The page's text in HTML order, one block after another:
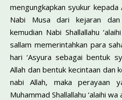
mengungkapkan syukur
Nabi Musa dari kejaran dan
kemudian Nabi Shallallahu
sallam memerintahkan para
hari ‘Asyura sebagai bentuk
Allah dan bentuk kecintaan dan
nabi Allah, maka perayaan
Muhammad Shallallahu ‘alaihi